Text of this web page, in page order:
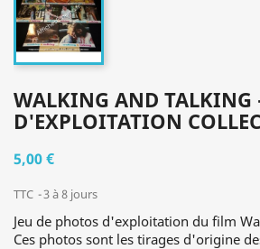
WALKING AND TALKING
D'EXPLOITATION
5,00 €
TTC 3 à 8 jours
Jeu de photos d'exploitation du film
Ces photos sont les tirages d'origine